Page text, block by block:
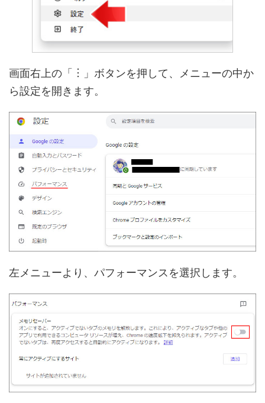
画面右上の「︙」ボタンを押して、メニューの中か
ら設定を開きます。
左メニューより、パフォーマンスを選択します。